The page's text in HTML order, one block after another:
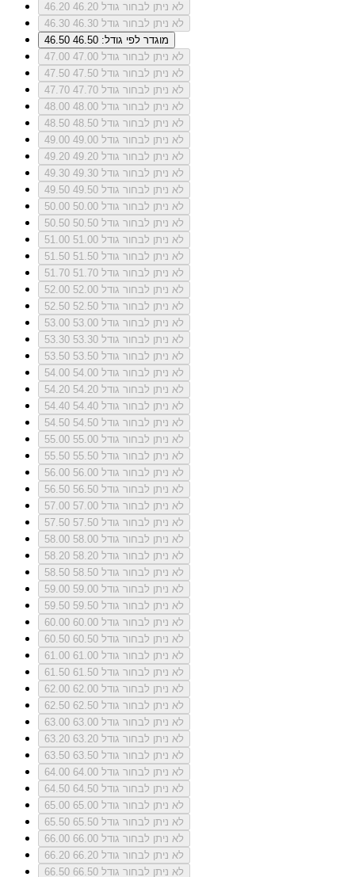
46.20
לא ניתן לבחור גודל 46.20
46.30
לא ניתן לבחור גודל 46.30
46.50
מוגדר לפי גודל: 46.50
47.00
לא ניתן לבחור גודל 47.00
47.50
לא ניתן לבחור גודל 47.50
47.70
לא ניתן לבחור גודל 47.70
48.00
לא ניתן לבחור גודל 48.00
48.50
לא ניתן לבחור גודל 48.50
49.00
לא ניתן לבחור גודל 49.00
49.20
לא ניתן לבחור גודל 49.20
49.30
לא ניתן לבחור גודל 49.30
49.50
לא ניתן לבחור גודל 49.50
50.00
לא ניתן לבחור גודל 50.00
50.50
לא ניתן לבחור גודל 50.50
51.00
לא ניתן לבחור גודל 51.00
51.50
לא ניתן לבחור גודל 51.50
51.70
לא ניתן לבחור גודל 51.70
52.00
לא ניתן לבחור גודל 52.00
52.50
לא ניתן לבחור גודל 52.50
53.00
לא ניתן לבחור גודל 53.00
53.30
לא ניתן לבחור גודל 53.30
53.50
לא ניתן לבחור גודל 53.50
54.00
לא ניתן לבחור גודל 54.00
54.20
לא ניתן לבחור גודל 54.20
54.40
לא ניתן לבחור גודל 54.40
54.50
לא ניתן לבחור גודל 54.50
55.00
לא ניתן לבחור גודל 55.00
55.50
לא ניתן לבחור גודל 55.50
56.00
לא ניתן לבחור גודל 56.00
56.50
לא ניתן לבחור גודל 56.50
57.00
לא ניתן לבחור גודל 57.00
57.50
לא ניתן לבחור גודל 57.50
58.00
לא ניתן לבחור גודל 58.00
58.20
לא ניתן לבחור גודל 58.20
58.50
לא ניתן לבחור גודל 58.50
59.00
לא ניתן לבחור גודל 59.00
59.50
לא ניתן לבחור גודל 59.50
60.00
לא ניתן לבחור גודל 60.00
60.50
לא ניתן לבחור גודל 60.50
61.00
לא ניתן לבחור גודל 61.00
61.50
לא ניתן לבחור גודל 61.50
62.00
לא ניתן לבחור גודל 62.00
62.50
לא ניתן לבחור גודל 62.50
63.00
לא ניתן לבחור גודל 63.00
63.20
לא ניתן לבחור גודל 63.20
63.50
לא ניתן לבחור גודל 63.50
64.00
לא ניתן לבחור גודל 64.00
64.50
לא ניתן לבחור גודל 64.50
65.00
לא ניתן לבחור גודל 65.00
65.50
לא ניתן לבחור גודל 65.50
66.00
לא ניתן לבחור גודל 66.00
66.20
לא ניתן לבחור גודל 66.20
66.50
לא ניתן לבחור גודל 66.50